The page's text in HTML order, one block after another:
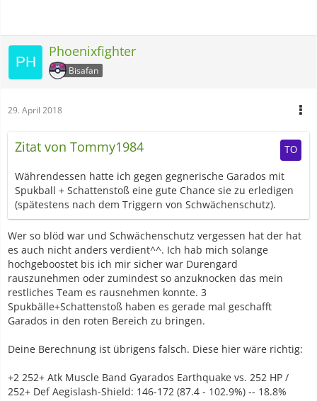
Phoenixfighter
Bisafan
29. April 2018
Zitat von Tommy1984
Währendessen hatte ich gegen gegnerische Garados mit
Spukball + Schattenstoß eine gute Chance sie zu erledigen
(spätestens nach dem Triggern von Schwächenschutz).
Wer so blöd war und Schwächenschutz vergessen hat der hat
es auch nicht anders verdient^^. Ich hab mich solange
hochgeboostet bis ich mir sicher war Durengard
rauszunehmen oder zumindest so anzuknocken das mein
restliches Team es rausnehmen konnte. 3
Spukbälle+Schattenstoß haben es gerade mal geschafft
Garados in den roten Bereich zu bringen.
Deine Berechnung ist übrigens falsch. Diese hier wäre richtig:
+2 252+ Atk Muscle Band Gyarados Earthquake vs. 252 HP /
252+ Def Aegislash-Shield: 146-172 (87.4 - 102.9%) -- 18.8%